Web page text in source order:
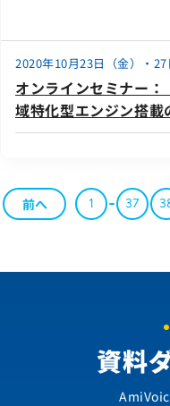
2020年10月23日（金）・27
オンラインセミナー
域特化型エンジン搭
23日（金）・27日（
前へ 1 37
資料